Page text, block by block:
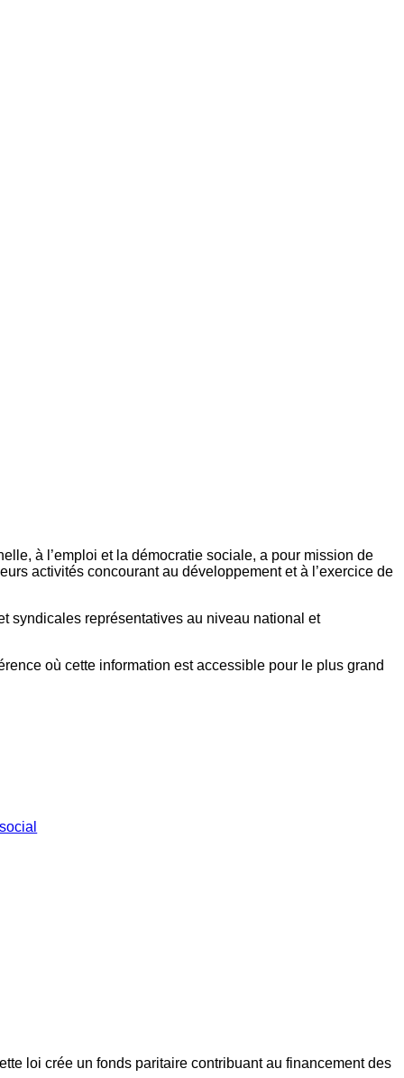
à l’emploi et la démocratie sociale, a pour mission de
activités concourant au développement et à l’exercice de
syndicales représentatives au niveau national et
où cette information est accessible pour le plus grand
loi crée un fonds paritaire contribuant au financement des